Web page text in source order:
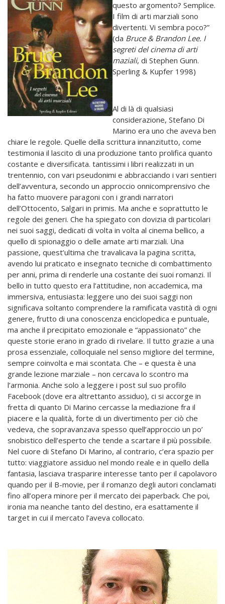
questo argomento? Semplice.
I film di arti marziali sono
divertenti. Vi sembra poco?”
(da Bruce & Brandon Lee. I
segreti del cinema di arti
maziali, di Stephen Gunn.
Sperling & Kupfer 1998)
Al di là di qualsiasi
considerazione, Stefano Di
Marino era uno che aveva ben
chiare le regole. Quelle della scrittura innanzitutto, come
testimonia il lascito di una produzione tanto prolifica quanto
costante e diversificata. tantissimi i libri realizzati in un
trentennio, con vari pseudonimi e abbracciando i vari sentieri
dell’avventura, secondo un approccio onnicomprensivo che
ha fatto muovere paragoni con i grandi narratori
dell’Ottocento, Salgari in primis. Ma anche e soprattutto le
regole dei generi. Che ha spiegato con dovizia di particolari
nei suoi saggi, dedicati di volta in volta al cinema bellico, a
quello di spionaggio o delle amate arti marziali. Una
passione, quest’ultima che travalicava la pagina scritta,
avendo lui praticato e insegnato tecniche di combattimento
per anni, prima di renderle una costante dei suoi romanzi. Il
bello in tutto questo era l’attitudine, non accademica, ma
immersiva, entusiasta: leggere uno dei suoi saggi non
significava soltanto comprendere la ramificata vastità di ogni
genere, frutto di una conoscenza enciclopedica e puntuale,
ma anche il precipitato emozionale e “appassionato” che
queste storie erano in grado di rivelare. Il tutto grazie a una
prosa essenziale, colloquiale nel senso migliore del termine,
sempre coinvolta e mai scontata. Che – e questa è una
grande lezione marziale – non cercava lo scontro ma
l’armonia. Anche solo a leggere i post sul suo profilo
Facebook (dove era altrettanto assiduo), ci si accorge in
fretta di quanto Di Marino cercasse la mediazione fra il
piacere e la qualità, forte di un divertimento per ciò che
vedeva, che sopravanzava spesso quell’approccio un po’
snobistico dell’esperto che tende a scartare il più possibile.
Nel cuore di Stefano Di Marino, al contrario, c’era spazio per
tutto: viaggiatore assiduo nel mondo reale e in quello della
fantasia, lasciava trasparire interesse tanto per il capolavoro
quando per il B-movie, per il romanzo degli autori conclamati
fino all’opera minore per il mercato dei paperback. Che poi,
ironia ma neanche tanto del destino, era esattamente il
target in cui il mercato l’aveva collocato.